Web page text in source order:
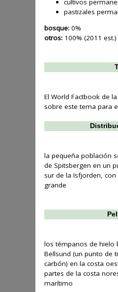
cultivos
pastizales
bosque: 0%
otros: 100% (2011 est.)
El World Factbook de
sobre este tema para
la pequeña población
de Spitsbergen en un
sur de la Isfjorden,
grande
los témpanos de hielo
Bellsund (un punto de
carbón) en la costa
partes de la costa
marítimo